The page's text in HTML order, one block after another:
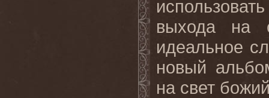
выхода на
идеальное
новый
на свет